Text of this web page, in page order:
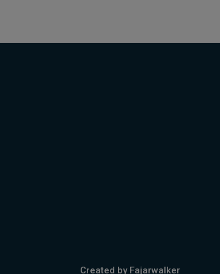
Created by Fajarwalker